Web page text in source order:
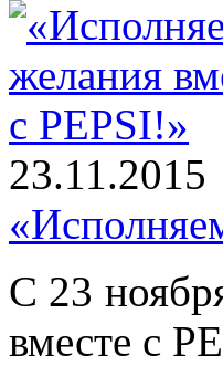
23.11.2015
С 23
вместе с